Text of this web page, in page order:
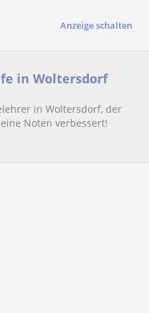
Anzeige schalten
in Woltersdorf
in Woltersdorf, der
Noten verbessert!